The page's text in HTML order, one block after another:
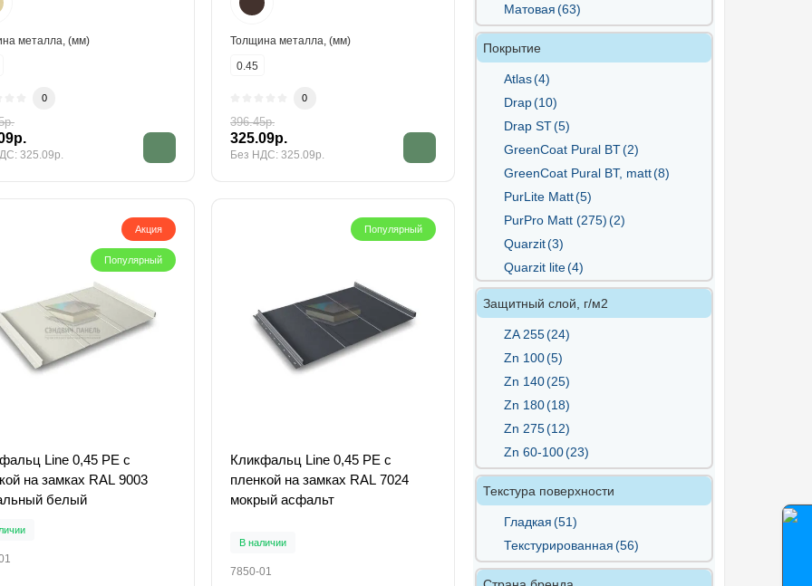
металла, (мм)
0
325.09р.
Толщина металла, (мм)
0.45
0
396.45р.
325.09р.
Без НДС: 325.09р.
Акция
Популярный
Line 0,45 PE с
на замках RAL 9003
белый
Популярный
Кликфальц Line 0,45 PE с
пленкой на замках RAL 7024
мокрый асфальт
В наличии
7850-01
Матовая(63)
Покрытие
Atlas(4)
Drap(10)
Drap ST(5)
GreenCoat Pural BT(2)
GreenCoat Pural BT, matt(8)
PurLite Matt(5)
PurPro Matt (275)(2)
Quarzit(3)
Quarzit lite(4)
Quarzit PRO Matt(3)
Rooftop Matte
Satin(15)
Satin Мatt
Velur(10)
Полиэстер(23)
Защитный слой, г/м2
ZA 255(24)
Zn 100(5)
Zn 140(25)
Zn 180(18)
Zn 275(12)
Zn 60-100(23)
Текстура поверхности
Гладкая(51)
Текстурированная(56)